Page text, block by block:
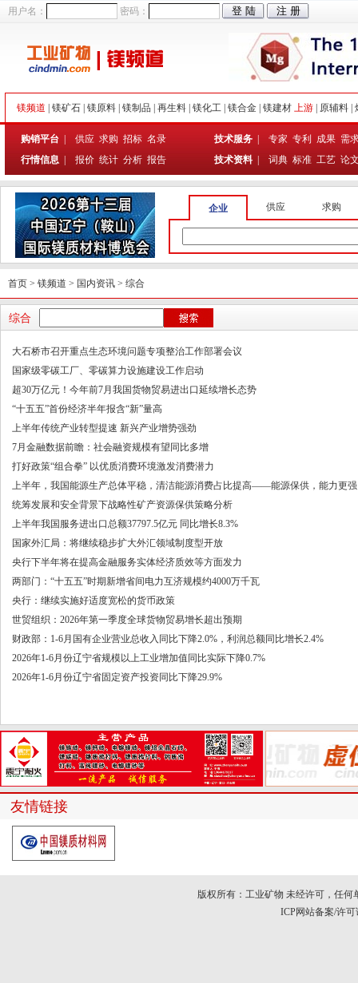
用户名： 密码：
镁频道 镁矿石 镁原料 镁制品 再生料 镁化工 镁合金 镁建材 上游 原辅料
购销平台 供应 求购 招标 名录
行情信息
报价 统计 分析 报告
技术服务 专家 专利 成果 需
技术资料
词典 标准 工艺 论
企业 供应 求购
首页 > 镁频道 > 国内资讯 > 综合
综合
大石桥市召开重点生态环境问题专项整治工作部署会议
国家级零碳工厂、零碳算力设施建设工作启动
超30万亿元！今年前7月我国货物贸易进出口延续增长态势
“十五五”首份经济半年报含“新”量高
上半年传统产业转型提速 新兴产业增势强劲
7月金融数据前瞻：社会融资规模有望同比多增
打好政策“组合拳” 以优质消费环境激发消费潜力
上半年，我国能源生产总体平稳，清洁能源消费占比提高——能源保供，能力更
统筹发展和安全背景下战略性矿产资源保供策略分析
上半年我国服务进出口总额37797.5亿元 同比增长8.3%
国家外汇局：将继续稳步扩大外汇领域制度型开放
央行下半年将在提高金融服务实体经济质效等方面发力
两部门：“十五五”时期新增省间电力互济规模约4000万千瓦
央行：继续实施好适度宽松的货币政策
世贸组织：2026年第一季度全球货物贸易增长超出预期
财政部：1-6月国有企业营业总收入同比下降2.0%，利润总额同比增长2.4%
2026年1-6月份辽宁省规模以上工业增加值同比实际下降0.7%
2026年1-6月份辽宁省固定资产投资同比下降29.9%
友情链接
版权所有：工业矿物 未经许可，任
ICP网站备案/许可